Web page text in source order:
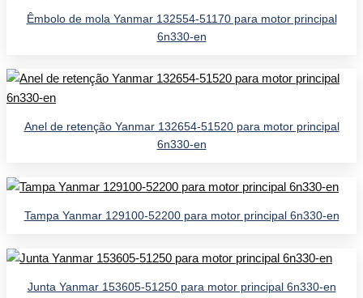
Êmbolo de mola Yanmar 132554-51170 para motor principal
6n330-en
Anel de retenção Yanmar 132654-51520 para motor principal
6n330-en
Tampa Yanmar 129100-52200 para motor principal 6n330-en
Junta Yanmar 153605-51250 para motor principal 6n330-en